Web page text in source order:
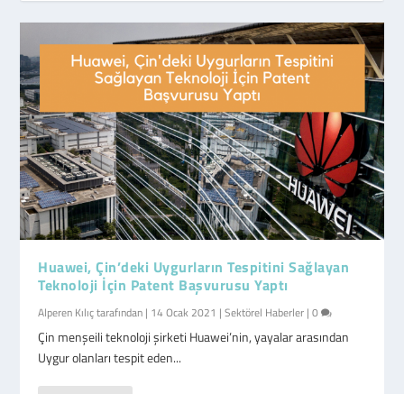
Huawei, Çin’deki Uygurların Tespitini Sağlayan
Teknoloji İçin Patent Başvurusu Yaptı
Alperen Kılıçtarafından | 14 Ocak 2021 |Sektörel Haberler |0
Çin menşeili teknoloji şirketi Huawei’nin, yayalar arasından
Uygur olanları tespit eden...